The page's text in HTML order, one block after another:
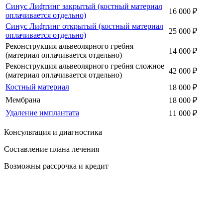
Синус Лифтинг закрытый (костный материал
оплачивается отдельно)
16 000 ₽
Синус Лифтинг открытый (костный материал
оплачивается отдельно)
25 000 ₽
Реконструкция альвеолярного гребня
(материал оплачивается отдельно)
14 000 ₽
Реконструкция альвеолярного гребня сложное
(материал оплачивается отдельно)
42 000 ₽
Костный материал
18 000 ₽
Мембрана
18 000 ₽
Удаление имплантата
11 000 ₽
Консультация и диагностика
Составление плана лечения
Возможны рассрочка и кредит